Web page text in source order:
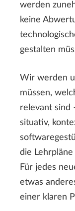
werden
keine
gestalten
Wir werden
müssen,
relevant sind
situativ,
die
Für jedes
etwas
einer klaren